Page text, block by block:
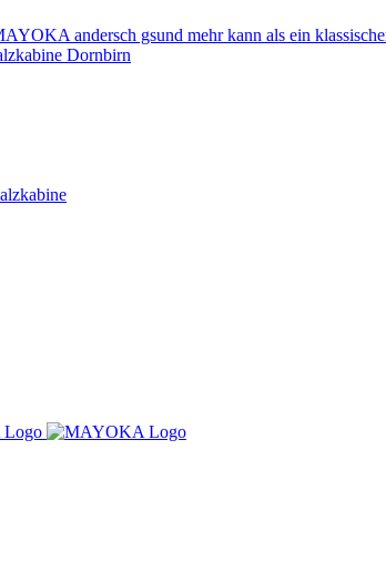
andersch gsund mehr kann als ein
Dornbirn